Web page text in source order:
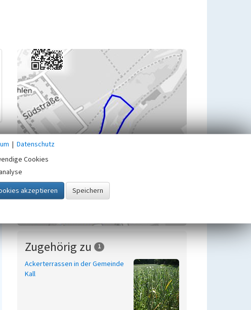
Zugehörig zu 1
Ackerterrassen in der Gemeinde
Kall
| Datenschutz
Cookies